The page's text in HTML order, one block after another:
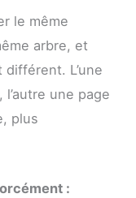
le même
arbre, et
L’une
une page
plus
: